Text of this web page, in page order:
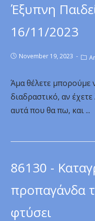
Έξυπνη
16/11/2023
November 19, 2023
Άμα θέλετε μπορούμε
διαδραστικό, αν
αυτά που θα πω, και ...
86130 -
προπαγάνδα
φτύσει